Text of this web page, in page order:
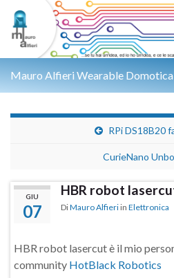
Mauro Alfieri Wearable
RPi DS18B20
CurieNano
GIU
07
HBR robot
DiMauro Alfieri in Elettronica
HBR robot lasercut è il mio
community HotBlack Robotics